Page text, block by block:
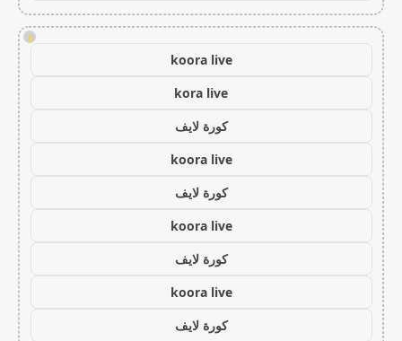
!
koora live
kora live
كورة لايف
koora live
كورة لايف
koora live
كورة لايف
koora live
كورة لايف